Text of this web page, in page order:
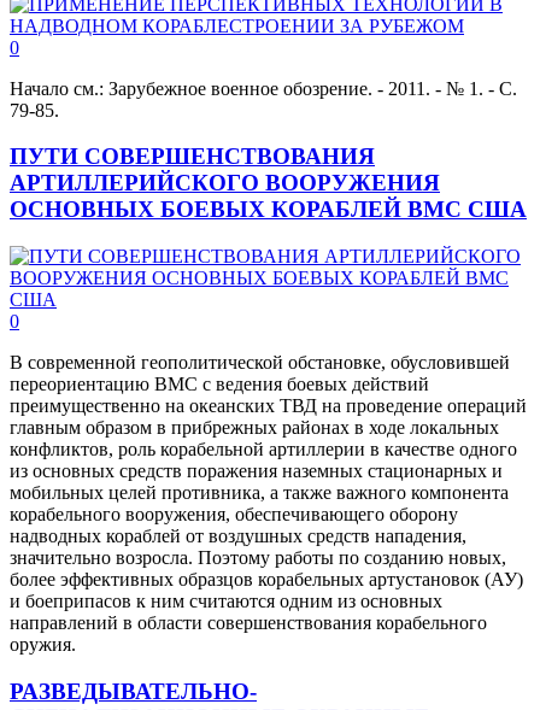
0
Начало см.: Зарубежное военное обозрение. - 2011. - № 1. - С.
79-85.
ПУТИ СОВЕРШЕНСТВОВАНИЯ
АРТИЛЛЕРИЙСКОГО ВООРУЖЕНИЯ
ОСНОВНЫХ БОЕВЫХ КОРАБЛЕЙ ВМС США
0
В современной геополитической обстановке, обусловившей
переориентацию ВМС с ведения боевых действий
преимущественно на океанских ТВД на проведение операций
главным образом в прибрежных районах в ходе локальных
конфликтов, роль корабельной артиллерии в качестве одного
из основных средств поражения наземных стационарных и
мобильных целей противника, а также важного компонента
корабельного вооружения, обеспечивающего оборону
надводных кораблей от воздушных средств нападения,
значительно возросла. Поэтому работы по созданию новых,
более эффективных образцов корабельных артустановок (АУ)
и боеприпасов к ним считаются одним из основных
направлений в области совершенствования корабельного
оружия.
РАЗВЕДЫВАТЕЛЬНО-